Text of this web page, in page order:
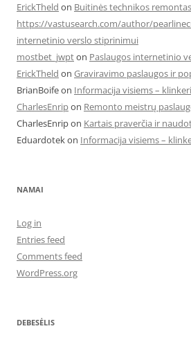
ErickTheld on Buitinės technikos
https://vastusearch.com/author/
internetinio verslo stiprinimui
mostbet_jwpton Paslaugos internetinio
ErickTheld on Graviravimo paslaugos ir
BrianBoifeon Informacija visiems –
CharlesEnripon Remonto meistrų
CharlesEnripon Kartais praverčia ir
Eduardotekon Informacija visiems –
NAMAI
Log in
Entries feed
Comments feed
WordPress.org
DEBESĖLIS